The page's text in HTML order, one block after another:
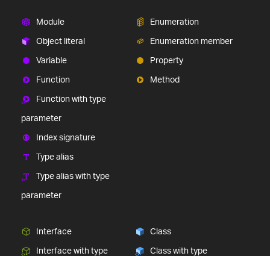
Module
Object literal
Variable
Function
Function with type
parameter
Index signature
Type alias
Type alias with type
parameter
Enumeration
Enumeration member
Property
Method
Interface
Interface with type
Class
Class with type